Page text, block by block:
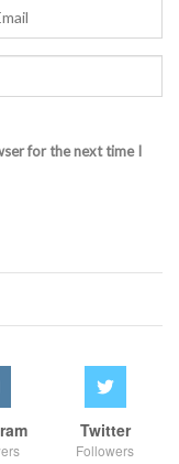
for the next time I
Twitter
Followers